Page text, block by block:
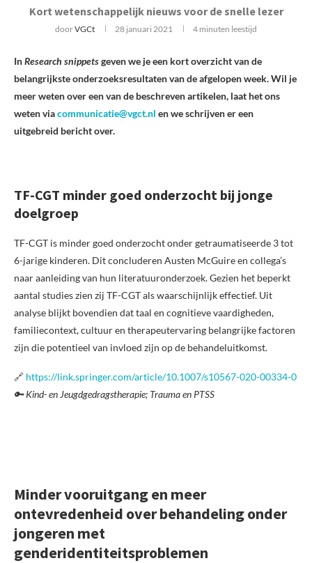
Kort wetenschappelijk nieuws voor de snelle lezer
doorVGCt 28 januari 2021 4 minuten leestijd
InResearch snippetsgeven we je een kort overzicht van de
belangrijkste onderzoeksresultaten van de afgelopen week. Wil je
meer weten over een van de beschreven artikelen, laat het ons
weten viacommunicatie@vgct.nl en we schrijven er een
uitgebreid bericht over.
TF-CGT minder goed onderzocht bij jonge
doelgroep
TF-CGT is minder goed onderzocht onder getraumatiseerde 3 tot
6-jarige kinderen. Dit concluderen Austen McGuire en collega’s
naar aanleiding van hun literatuuronderzoek. Gezien het beperkt
aantal studies zien zij TF-CGT als waarschijnlijk effectief. Uit
analyse blijkt bovendien dat taal en cognitieve vaardigheden,
familiecontext, cultuur en therapeutervaring belangrijke factoren
zijn die potentieel van invloed zijn op de behandeluitkomst.
🔗 https://link.springer.com/article/10.1007/s10567-020-00334-0
🔑 Kind- en Jeugdgedragstherapie; Trauma en PTSS
Minder vooruitgang en meer
ontevredenheid over behandeling onder
jongeren met
genderidentiteitsproblemen